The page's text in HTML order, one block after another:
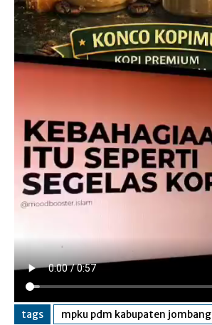
tags mpku pdm kabupaten jombang